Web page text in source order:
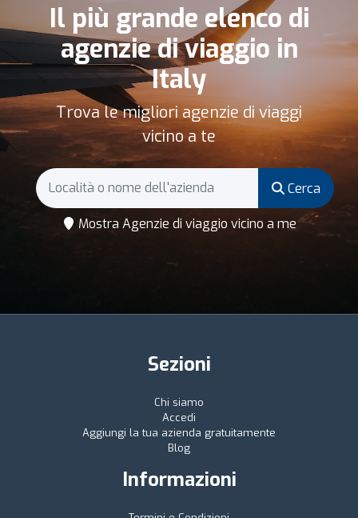
Il più grande elenco di
agenzie di viaggio in
Italy
Trova le migliori agenzie di viaggi
vicino a te
Cerca
Mostra Agenzie di viaggio vicino a me
Sezioni
Chi siamo
Accedi
Aggiungi la tua azienda gratuitamente
Blog
Informazioni